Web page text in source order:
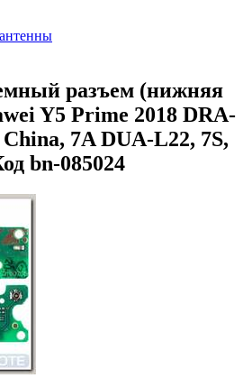
разъем (нижняя
Y5 Prime 2018 DRA-
7A DUA-L22, 7S,
bn-085024